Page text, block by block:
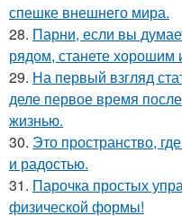
спешке внешнего мира.
28. Парни, если вы
рядом, станете хорошим
29. На первый взгляд
деле первое время
жизнью.
30. Это пространство,
и радостью.
31. Парочка простых
физической формы!